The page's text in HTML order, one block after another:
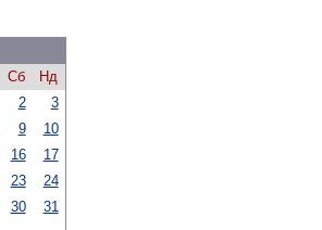
Сб
Нд
2
3
9
10
16
17
23
24
30 31